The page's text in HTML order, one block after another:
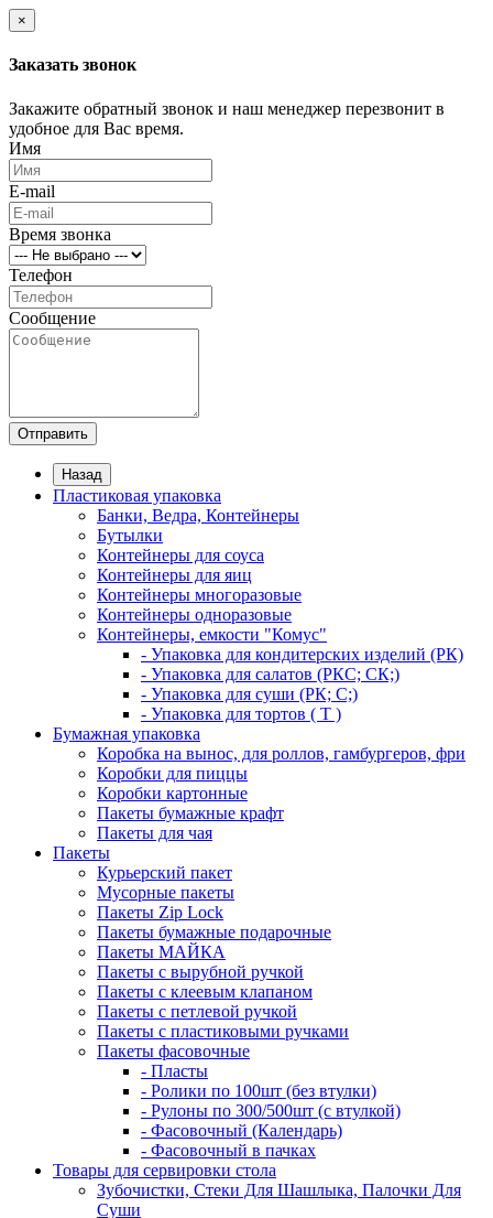
×
Заказать звонок
Закажите обратный звонок и наш менеджер перезвонит в
удобное для Вас время.
Имя
E-mail
Время звонка
Телефон
Сообщение
Отправить
Назад
Пластиковая упаковка
Банки, Ведра, Контейнеры
Бутылки
Контейнеры для соуса
Контейнеры для яиц
Контейнеры многоразовые
Контейнеры одноразовые
Контейнеры, емкости "Комус"
- Упаковка для кондитерских изделий (РК)
- Упаковка для салатов (РКС; СК;)
- Упаковка для суши (РК; С;)
- Упаковка для тортов ( Т )
Бумажная упаковка
Коробка на вынос, для роллов, гамбургеров, фри
Коробки для пиццы
Коробки картонные
Пакеты бумажные крафт
Пакеты для чая
Пакеты
Курьерский пакет
Мусорные пакеты
Пакеты Zip Lock
Пакеты бумажные подарочные
Пакеты МАЙКА
Пакеты с вырубной ручкой
Пакеты с клеевым клапаном
Пакеты с петлевой ручкой
Пакеты с пластиковыми ручками
Пакеты фасовочные
- Пласты
- Ролики по 100шт (без втулки)
- Рулоны по 300/500шт (с втулкой)
- Фасовочный (Календарь)
- Фасовочный в пачках
Товары для сервировки стола
Зубочистки, Стеки Для Шашлыка, Палочки Для
Суши